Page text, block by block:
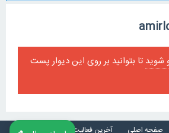
شوید تا بتوانید بر روی این دیوار پست
صفحه اصلی آخرین فعالیت ها